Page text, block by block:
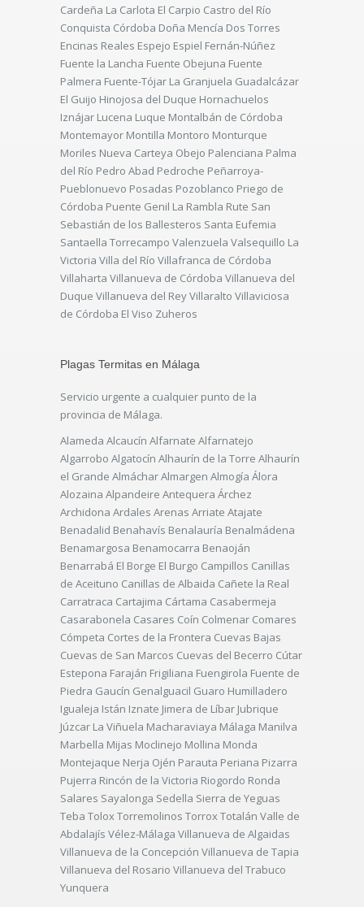
Cardeña La Carlota El Carpio Castro del Río
Conquista Córdoba Doña Mencía Dos Torres
Encinas Reales Espejo Espiel Fernán-Núñez
Fuente la Lancha Fuente Obejuna Fuente
Palmera Fuente-Tójar La Granjuela Guadalcázar
El Guijo Hinojosa del Duque Hornachuelos
Iznájar Lucena Luque Montalbán de Córdoba
Montemayor Montilla Montoro Monturque
Moriles Nueva Carteya Obejo Palenciana Palma
del Río Pedro Abad Pedroche Peñarroya-
Pueblonuevo Posadas Pozoblanco Priego de
Córdoba Puente Genil La Rambla Rute San
Sebastián de los Ballesteros Santa Eufemia
Santaella Torrecampo Valenzuela Valsequillo La
Victoria Villa del Río Villafranca de Córdoba
Villaharta Villanueva de Córdoba Villanueva del
Duque Villanueva del Rey Villaralto Villaviciosa
de Córdoba El Viso Zuheros
Plagas Termitas en Málaga
Servicio urgente a cualquier punto de la
provincia de Málaga.
Alameda Alcaucín Alfarnate Alfarnatejo
Algarrobo Algatocín Alhaurín de la Torre Alhaurín
el Grande Almáchar Almargen Almogía Álora
Alozaina Alpandeire Antequera Árchez
Archidona Ardales Arenas Arriate Atajate
Benadalid Benahavís Benalauría Benalmádena
Benamargosa Benamocarra Benaoján
Benarrabá El Borge El Burgo Campillos Canillas
de Aceituno Canillas de Albaida Cañete la Real
Carratraca Cartajima Cártama Casabermeja
Casarabonela Casares Coín Colmenar Comares
Cómpeta Cortes de la Frontera Cuevas Bajas
Cuevas de San Marcos Cuevas del Becerro Cútar
Estepona Faraján Frigiliana Fuengirola Fuente de
Piedra Gaucín Genalguacil Guaro Humilladero
Igualeja Istán Iznate Jimera de Líbar Jubrique
Júzcar La Viñuela Macharaviaya Málaga Manilva
Marbella Mijas Moclinejo Mollina Monda
Montejaque Nerja Ojén Parauta Periana Pizarra
Pujerra Rincón de la Victoria Riogordo Ronda
Salares Sayalonga Sedella Sierra de Yeguas
Teba Tolox Torremolinos Torrox Totalán Valle de
Abdalajís Vélez-Málaga Villanueva de Algaidas
Villanueva de la Concepción Villanueva de Tapia
Villanueva del Rosario Villanueva del Trabuco
Yunquera